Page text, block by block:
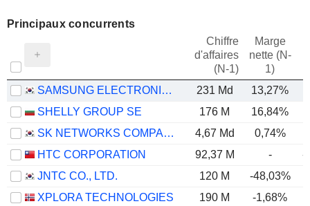
Principaux concurrents
Chiffre
d'affaires
(N-1)
Marge
nette (N-
1)
SAMSUNG ELECTRONICS CO., LTD. 231 Md 13,27%
SHELLY GROUP SE
176 M 16,84%
SK NETWORKS COMPANY LIMITED
4,67 Md 0,74%
HTC CORPORATION
92,37 M -
-
JNTC CO., LTD.
120 M -48,03%
XPLORA TECHNOLOGIES
190 M -1,68%